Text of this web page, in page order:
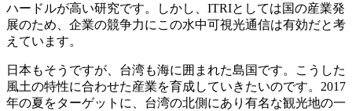
ハードルが高い研究です。しかし、ITRIとしては国の産業発
展のため、企業の競争力にこの水中可視光通信は有効だと考
えています。
日本もそうですが、台湾も海に囲まれた島国です。こうした
風土の特性に合わせた産業を育成していきたいのです。2017
年の夏をターゲットに、台湾の北側にあり有名な観光地の一